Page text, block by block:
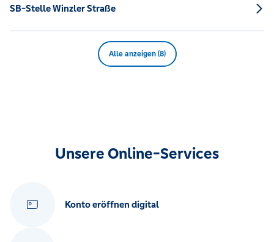
SB-Stelle Winzler Straße
Alle anzeigen (8)
Unsere Online-Services
Konto eröffnen digital